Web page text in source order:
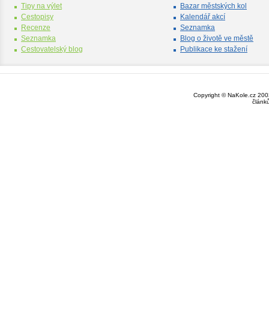
Tipy na výlet
Cestopisy
Recenze
Seznamka
Cestovatelský blog
Bazar městských kol
Kalendář akcí
Seznamka
Blog o životě ve městě
Publikace ke stažení
Copyright © NaKole.cz